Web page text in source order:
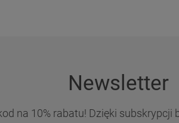
Newsletter
na 10% rabatu! Dzięki